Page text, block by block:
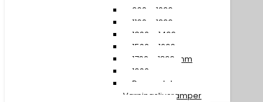
900 – 1099 mm
1100 – 1299 mm
1300 – 1499 mm
1500 – 1699 mm
1700 – 1899 mm
1900 mm »
Reservdelar
Varningsljusramper